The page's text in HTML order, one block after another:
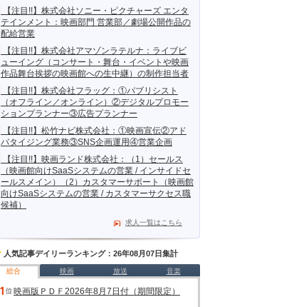
【注目!!】株式会社ソニー・ピクチャーズ エンタ
テインメント：映画部門 営業部／劇場公開作品の
配給営業
【注目!!】株式会社アマゾンラテルナ：ライブビ
ューイング（コンサート・舞台・イベントや映画
作品舞台挨拶の映画館への生中継）の制作担当者
【注目!!】株式会社フラッグ：①パブリシスト
（オフライン／オンライン）②デジタルプロモー
ションプランナー③広告プランナー
【注目!!】松竹ナビ株式会社：①映画宣伝②アド
バタイジング業務③SNS企画運用④営業企画
【注目!!】映画ランド株式会社：（1）セールス
（映画館向けSaaSシステムの営業 / インサイドセ
ールスメイン）（2）カスタマーサポート（映画館
向けSaaSシステムの営業 / カスタマーサクセス職
候補）
求人一覧はこちら
人気記事デイリーランキング：26年08月07日集計
総合 映画 放送 音楽
映画版ＰＤＦ2026年8月7日付（期間限定）